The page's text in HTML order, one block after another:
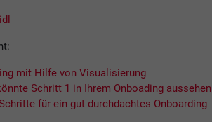
mit Hilfe von Visualisierung
Schritt 1 in Ihrem Onboading aussehen
für ein gut durchdachtes Onboarding